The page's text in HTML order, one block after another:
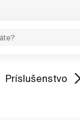
ZOBRAZIŤ
Príslušenstvo